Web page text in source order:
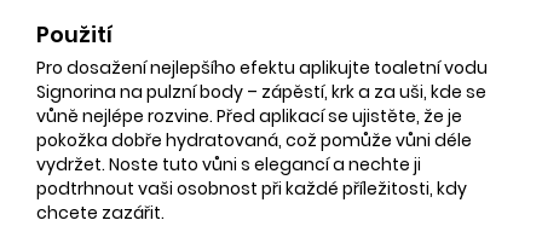
Použití
Pro dosažení nejlepšího efektu aplikujte toaletní vodu
Signorina na pulzní body – zápěstí, krk a za uši, kde se
vůně nejlépe rozvine. Před aplikací se ujistěte, že je
pokožka dobře hydratovaná, což pomůže vůni déle
vydržet. Noste tuto vůni s elegancí a nechte ji
podtrhnout vaši osobnost při každé příležitosti, kdy
chcete zazářit.